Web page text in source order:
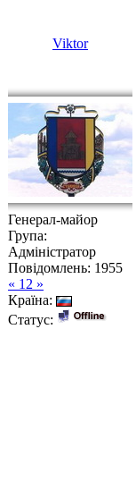
Viktor
Генерал-майор
Група:
Адміністратор
Повідомлень: 1955
« 12 »
Країна:
Статус: